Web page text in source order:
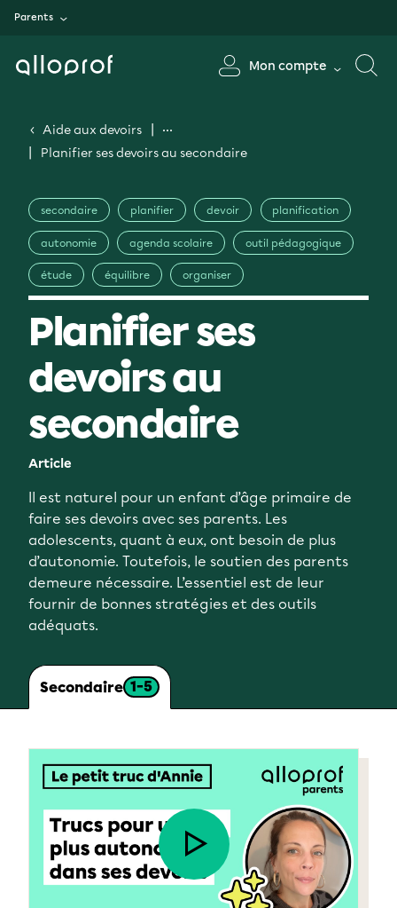
Parents
Mon compte
Aide aux devoirs
Planifier ses devoirs au secondaire
secondaire planifier devoir planification
autonomie agenda scolaire outil pédagogique
étude équilibre organiser
Planifier ses
devoirs au
secondaire
Article
Il est naturel pour un enfant d’âge primaire de
faire ses devoirs avec ses parents. Les
adolescents, quant à eux, ont besoin de plus
d’autonomie. Toutefois, le soutien des parents
demeure nécessaire. L’essentiel est de leur
fournir de bonnes stratégies et des outils
adéquats.
Secondaire 1-5